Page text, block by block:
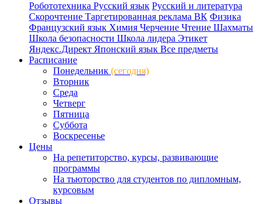
Робототехника Русский язык Русский и литература
Скорочтение Таргетированная реклама ВК Физика
Французский язык Химия Черчение Чтение Шахматы
Школа безопасности Школа лидера Этикет
Яндекс.Директ Японский язык Все предметы
Расписание
Понедельник (сегодня)
Вторник
Среда
Четверг
Пятница
Суббота
Воскресенье
Цены
На репетиторство, курсы, развивающие
программы
На тьюторство для студентов по дипломным,
курсовым
Отзывы